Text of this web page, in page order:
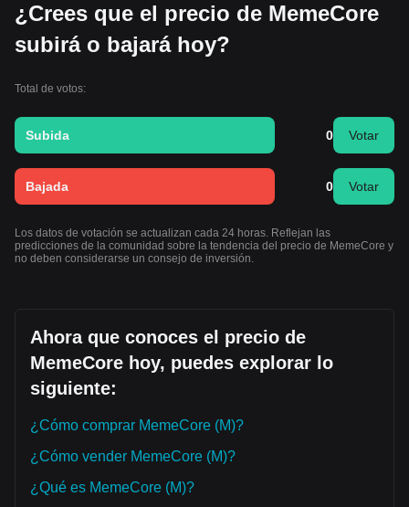
¿Crees que el precio de MemeCore
subirá o bajará hoy?
Total de votos:
Subida 0 Votar
Bajada 0 Votar
Los datos de votación se actualizan cada 24 horas. Reflejan las
predicciones de la comunidad sobre la tendencia del precio de MemeCore y
no deben considerarse un consejo de inversión.
Ahora que conoces el precio de
MemeCore hoy, puedes explorar lo
siguiente:
¿Cómo comprar MemeCore (M)?
¿Cómo vender MemeCore (M)?
¿Qué es MemeCore (M)?